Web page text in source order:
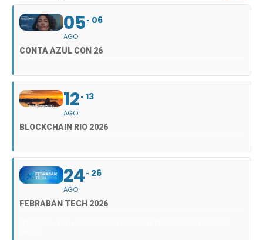
05
AGO
06
CONTA AZUL CON 26
12
AGO
13
BLOCKCHAIN RIO 2026
24
AGO
26
FEBRABAN TECH 2026